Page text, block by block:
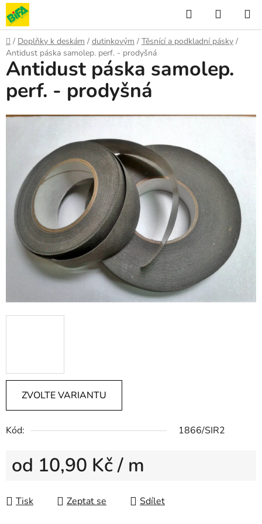
Přejít
na
obsah
Hledat
KOŠÍK
Domů
/ Doplňky k deskám / dutinkovým / Těsnící a podkladní pásky /
Antidust páska samolep. perf. - prodyšná
ZVOLTE VARIANTU
Kód: 1866/SIR2
od 10,90 Kč/ m
Tisk
Zeptat se Sdílet
Antidust páska samolep.
perf. - prodyšná